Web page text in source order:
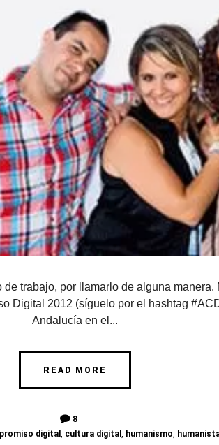
trabajo, por llamarlo de alguna
Digital 2012 (síguelo por el hashtag
Andalucía en el...
READ MORE
8
digital, cultura digital, humanismo,